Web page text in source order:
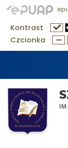
Kontrast
Czcionka